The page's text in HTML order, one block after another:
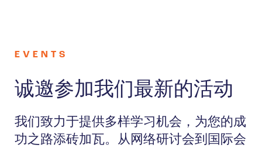
EVENTS
诚邀参加我们最新的活动
我们致力于提供多样学习机会，为您的成
功之路添砖加瓦。从网络研讨会到国际会